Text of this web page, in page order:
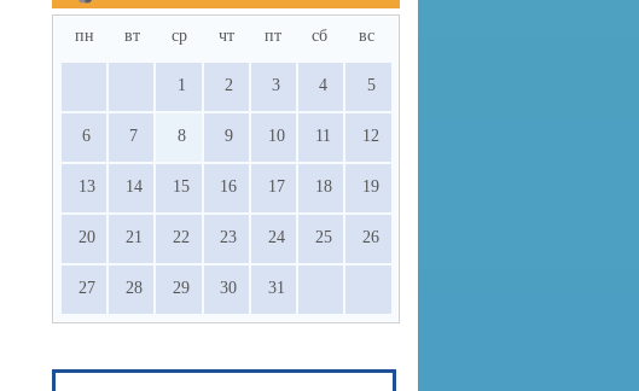
пн вт ср чт пт сб вс
1 2 3 4 5
6 7 8 9 10 11 12
13 14 15 16 17 18 19
20 21 22 23 24 25 26
27 28 29 30 31